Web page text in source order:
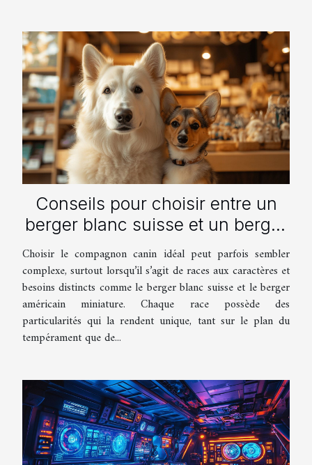
Conseils pour choisir entre un
berger blanc suisse et un berger
américain miniature
Choisir le compagnon canin idéal peut parfois sembler
complexe, surtout lorsqu’il s’agit de races aux caractères et
besoins distincts comme le berger blanc suisse et le berger
américain miniature. Chaque race possède des
particularités qui la rendent unique, tant sur le plan du
tempérament que de...